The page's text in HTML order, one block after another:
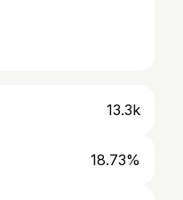
13.3k
18.73%